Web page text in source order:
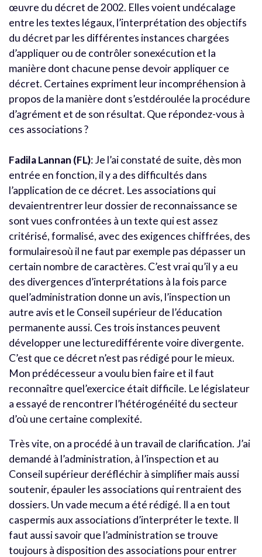
œuvre du décret de 2002. Elles voient undécalage
entre les textes légaux, l’interprétation des objectifs
du décret par les différentes instances chargées
d’appliquer ou de contrôler sonexécution et la
manière dont chacune pense devoir appliquer ce
décret. Certaines expriment leur incompréhension à
propos de la manière dont s’estdéroulée la procédure
d’agrément et de son résultat. Que répondez-vous à
ces associations ?
Fadila Lannan (FL): Je l’ai constaté de suite, dès mon
entrée en fonction, il y a des difficultés dans
l’application de ce décret. Les associations qui
devaientrentrer leur dossier de reconnaissance se
sont vues confrontées à un texte qui est assez
critérisé, formalisé, avec des exigences chiffrées, des
formulairesoù il ne faut par exemple pas dépasser un
certain nombre de caractères. C’est vrai qu’il y a eu
des divergences d’interprétations à la fois parce
quel’administration donne un avis, l’inspection un
autre avis et le Conseil supérieur de l’éducation
permanente aussi. Ces trois instances peuvent
développer une lecturedifférente voire divergente.
C’est que ce décret n’est pas rédigé pour le mieux.
Mon prédécesseur a voulu bien faire et il faut
reconnaître quel’exercice était difficile. Le législateur
a essayé de rencontrer l’hétérogénéité du secteur
d’où une certaine complexité.
Très vite, on a procédé à un travail de clarification. J’ai
demandé à l’administration, à l’inspection et au
Conseil supérieur deréfléchir à simplifier mais aussi
soutenir, épauler les associations qui rentraient des
dossiers. Un vade mecum a été rédigé. Il a en tout
caspermis aux associations d’interpréter le texte. Il
faut aussi savoir que l’administration se trouve
toujours à disposition des associations pour entrer